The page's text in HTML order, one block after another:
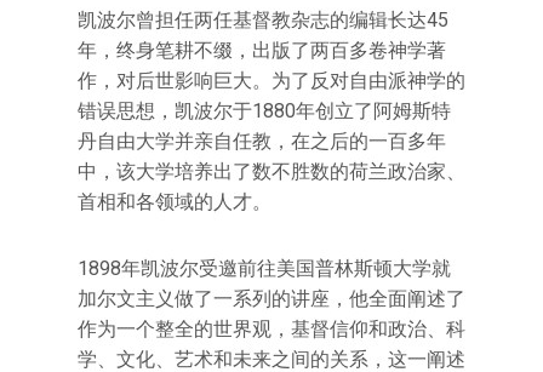
凯波尔曾担任两任基督教杂志的编辑长达45
年，终身笔耕不缀，出版了两百多卷神学著
作，对后世影响巨大。为了反对自由派神学的
错误思想，凯波尔于1880年创立了阿姆斯特
丹自由大学并亲自任教，在之后的一百多年
中，该大学培养出了数不胜数的荷兰政治家、
首相和各领域的人才。
1898年凯波尔受邀前往美国普林斯顿大学就
加尔文主义做了一系列的讲座，他全面阐述了
作为一个整全的世界观，基督信仰和政治、科
学、文化、艺术和未来之间的关系，这一阐述